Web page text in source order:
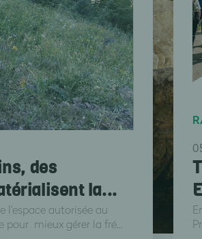
des
la...
l'espace autorisée au
mieux gérer la fré...